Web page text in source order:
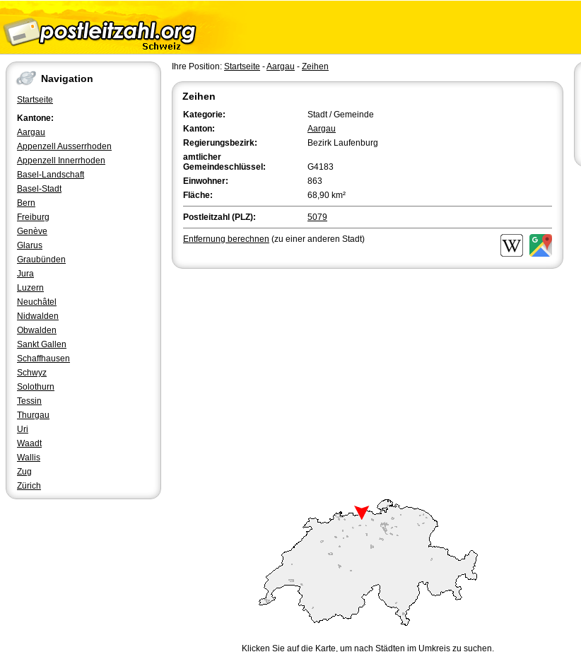
Navigation
Startseite
Kantone:
Aargau
Appenzell Ausserrhoden
Appenzell Innerrhoden
Basel-Landschaft
Basel-Stadt
Bern
Freiburg
Genève
Glarus
Graubünden
Jura
Luzern
Neuchâtel
Nidwalden
Obwalden
Sankt Gallen
Schaffhausen
Schwyz
Solothurn
Tessin
Thurgau
Uri
Waadt
Wallis
Zug
Zürich
Ihre Position: Startseite -Aargau - Zeihen
Zeihen
Kategorie:
Stadt / Gemeinde
Kanton:
Aargau
Regierungsbezirk:
Bezirk Laufenburg
amtlicher
Gemeindeschlüssel:
G4183
Einwohner:
863
Fläche:
68,90 km²
Postleitzahl (PLZ): 5079
Entfernung berechnen (zu einer anderen Stadt)
Klicken Sie auf die Karte, um nach Städten im Umkreis zu suchen.